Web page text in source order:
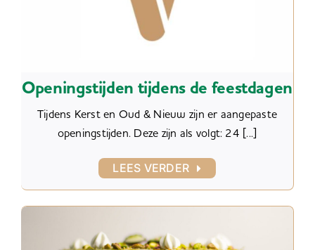
Openingstijden tijdens de feestdagen
Tijdens Kerst en Oud & Nieuw zijn er aangepaste
openingstijden. Deze zijn als volgt: 24 [...]
LEES VERDER